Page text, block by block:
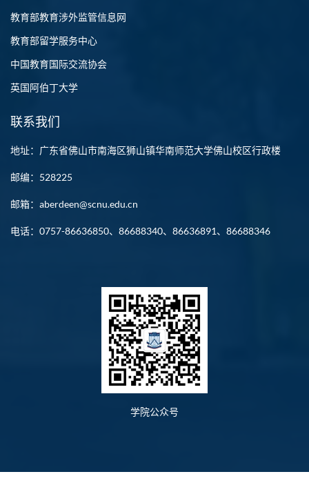
教育部教育涉外监管信息网
教育部留学服务中心
中国教育国际交流协会
英国阿伯丁大学
联系我们
地址：广东省佛山市南海区狮山镇华南师范大学佛山校区行政楼
邮编：528225
邮箱：aberdeen@scnu.edu.cn
电话：0757-86636850、86688340、86636891、86688346
学院公众号